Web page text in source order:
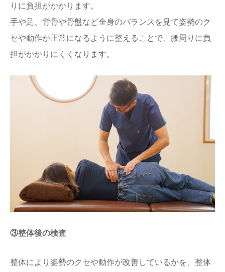
りに負担がかかります。
手や足、背骨や骨盤など全身のバランスを見て姿勢のク
セや動作が正常になるように整えることで、腰周りに負
担がかかりにくくなります。
③整体後の検査
整体により姿勢のクセや動作が改善しているかを、整体